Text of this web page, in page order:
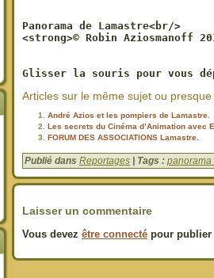
Panorama de Lamastre<br/>
Glisser la souris pour vous
Articles sur le même sujet ou presque
André Azios et les pompiers de Lamastre.
Les secrets du Cinéma d’Animation avec
FORUM DES ASSOCIATIONS Lamastre.
Publié dans Reportages | Tags : panorama
Laisser un commentaire
Vous devez être connecté pour publier